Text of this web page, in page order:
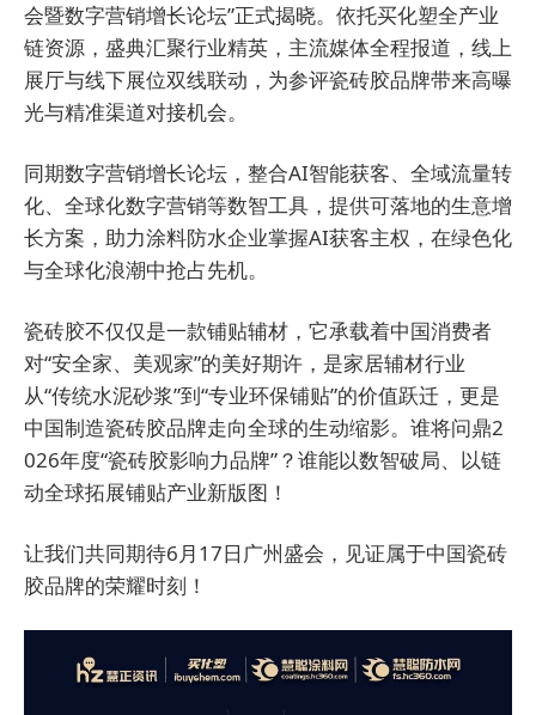
会暨数字营销增长论坛”正式揭晓。依托买化塑全产业
链资源，盛典汇聚行业精英，主流媒体全程报道，线上
展厅与线下展位双线联动，为参评瓷砖胶品牌带来高曝
光与精准渠道对接机会。
同期数字营销增长论坛，整合AI智能获客、全域流量转
化、全球化数字营销等数智工具，提供可落地的生意增
长方案，助力涂料防水企业掌握AI获客主权，在绿色化
与全球化浪潮中抢占先机。
瓷砖胶不仅仅是一款铺贴辅材，它承载着中国消费者
对“安全家、美观家”的美好期许，是家居辅材行业
从“传统水泥砂浆”到“专业环保铺贴”的价值跃迁，更是
中国制造瓷砖胶品牌走向全球的生动缩影。谁将问鼎2
026年度“瓷砖胶影响力品牌”？谁能以数智破局、以链
动全球拓展铺贴产业新版图！
让我们共同期待6月17日广州盛会，见证属于中国瓷砖
胶品牌的荣耀时刻！